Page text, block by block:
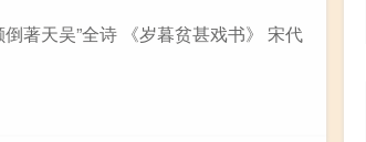
著天吴”全诗 《岁暮贫甚戏书》 宋代